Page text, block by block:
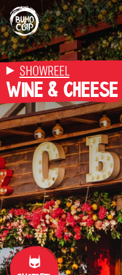
SHOWREEL
WINE & CHEESE